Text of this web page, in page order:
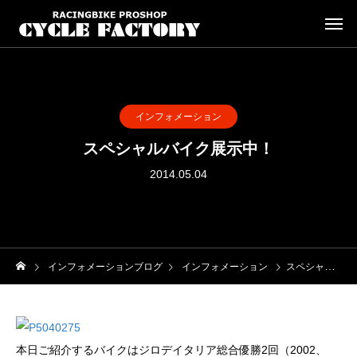
インフォメーション
スペシャルバイク展示中！
2014.05.04
インフォメーションブログ インフォメーション スペシャルバイク展示中！
本日ご紹介するバイクはジロデイタリア総合優勝2回（2002、